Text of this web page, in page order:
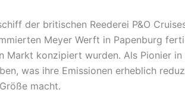
der britischen Reederei P&O
Meyer Werft in Papenburg
konzipiert wurden. Als Pionier
was ihre Emissionen erheblich
macht.